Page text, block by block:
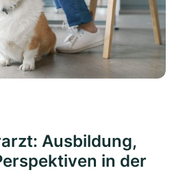
Ausbildung,
in der